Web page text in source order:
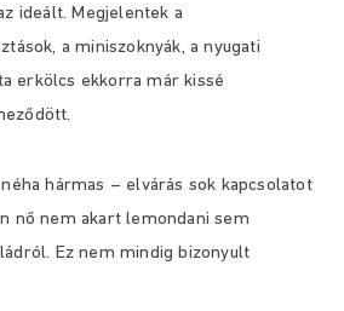
ideált. Megjelentek a
a miniszoknyák, a nyugati
erkölcs ekkorra már kissé
hármas – elvárás sok kapcsolatot
nő nem akart lemondani sem
Ez nem mindig bizonyult